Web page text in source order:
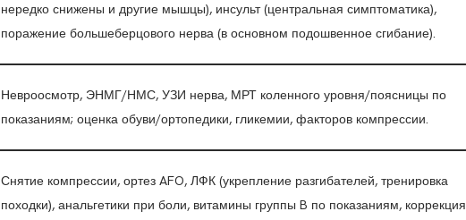
нередко снижены и другие мышцы), инсульт (центральная симптоматика),
поражение большеберцового нерва (в основном подошвенное сгибание).
Невроосмотр, ЭНМГ/НМС, УЗИ нерва, МРТ коленного уровня/поясницы по
показаниям; оценка обуви/ортопедики, гликемии, факторов компрессии.
Снятие компрессии, ортез AFO, ЛФК (укрепление разгибателей, тренировка
походки), анальгетики при боли, витамины группы B по показаниям, коррекция